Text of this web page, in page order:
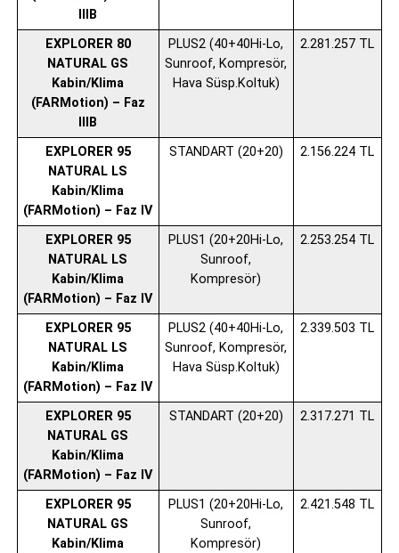
IIIB
EXPLORER 80
NATURAL GS
Kabin/Klima
(FARMotion) – Faz
IIIB
PLUS2 (40+40Hi-Lo,
Sunroof, Kompresör,
Hava Süsp.Koltuk)
2.281.257 TL
EXPLORER 95
NATURAL LS
Kabin/Klima
(FARMotion) – Faz IV
STANDART (20+20) 2.156.224 TL
EXPLORER 95
NATURAL LS
Kabin/Klima
(FARMotion) – Faz IV
PLUS1 (20+20Hi-Lo,
Sunroof,
Kompresör)
2.253.254 TL
EXPLORER 95
NATURAL LS
Kabin/Klima
(FARMotion) – Faz IV
PLUS2 (40+40Hi-Lo,
Sunroof, Kompresör,
Hava Süsp.Koltuk)
2.339.503 TL
EXPLORER 95
NATURAL GS
Kabin/Klima
(FARMotion) – Faz IV
STANDART (20+20) 2.317.271 TL
EXPLORER 95
NATURAL GS
Kabin/Klima
PLUS1 (20+20Hi-Lo,
Sunroof,
Kompresör)
2.421.548 TL